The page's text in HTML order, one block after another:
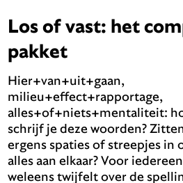
Los of vast: het
pakket
Hier+van+uit+gaan,
milieu+effect+rapportage,
alles+of+niets+mentaliteit:
schrijf je deze woorden?
ergens spaties of streepjes in
alles aan elkaar? Voor
weleens twijfelt over de